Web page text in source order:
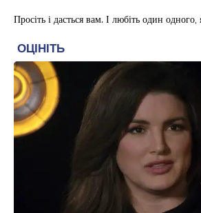
Просіть і дасться вам. І любіть один